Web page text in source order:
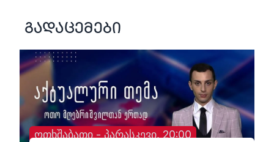
გადაცემები
ოთხშაბათი - პარასკევი, 20:00